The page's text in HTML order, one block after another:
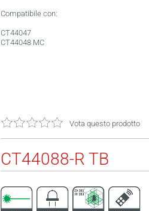
Compatibile con:
CT44047
CT44048 MC
Vota questo prodotto
CT44088-R TB